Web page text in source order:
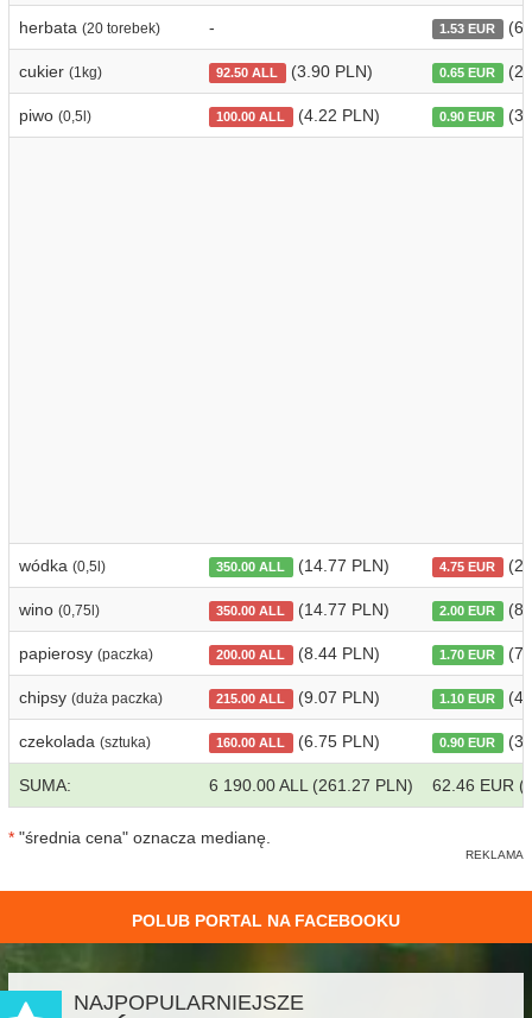
herbata (20 torebek) - 1.53 EUR
cukier (1kg) 92.50 ALL (3.90 PLN) 0.65 EUR
piwo (0,5l) 100.00 ALL (4.22 PLN) 0.90 EUR
wódka (0,5l) 350.00 ALL (14.77 PLN) 4.75 EUR
wino (0,75l) 350.00 ALL (14.77 PLN) 2.00 EUR
papierosy (paczka) 200.00 ALL (8.44 PLN) 1.70 EUR
chipsy (duża paczka) 215.00 ALL (9.07 PLN) 1.10 EUR
czekolada (sztuka) 160.00 ALL (6.75 PLN) 0.90 EUR
SUMA: 6 190.00 ALL (261.27 PLN) 62.46 EUR
* "średnia cena" oznacza medianę.
POLUB PORTAL NA FACEBOOKU
NAJPOPULARNIEJSZE